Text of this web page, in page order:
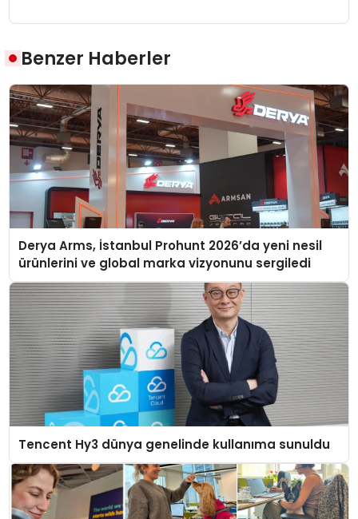
Benzer Haberler
Derya Arms, İstanbul Prohunt 2026’da yeni nesil
ürünlerini ve global marka vizyonunu sergiledi
Tencent Hy3 dünya genelinde kullanıma sunuldu